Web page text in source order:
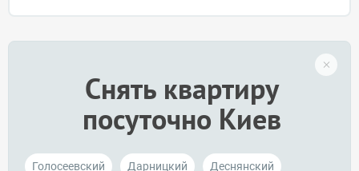
Снять квартиру
посуточно Киев
Голосеевский Дарницкий Деснянский